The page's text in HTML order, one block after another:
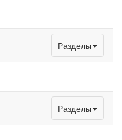
Toggle
navigation
Разделы
Toggle
navigation
Разделы